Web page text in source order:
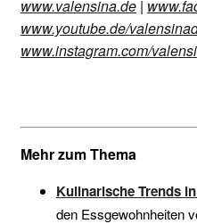
www.valensina.de |
www.youtube.de/
www.instagram.com/
Mehr zum Thema
Kulinarische Trends
den Essgewohnheiten